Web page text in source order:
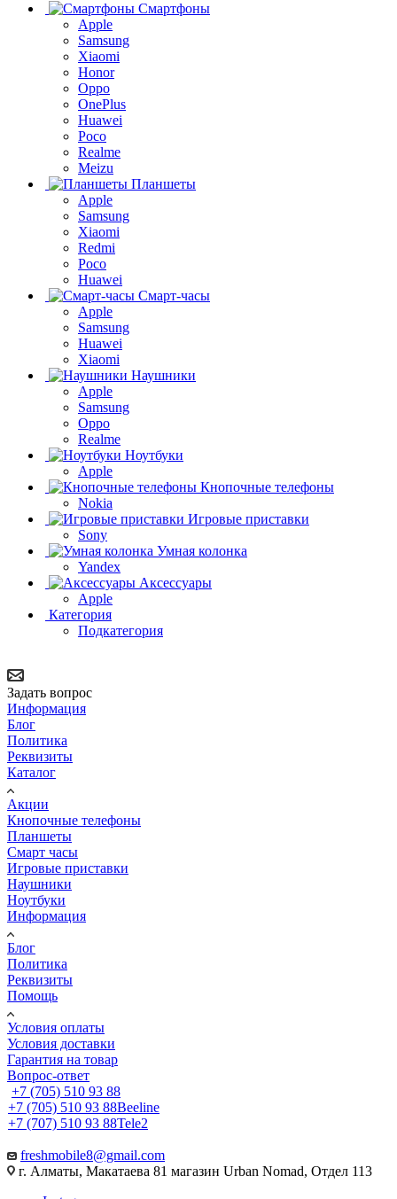
Смартфоны
Apple
Samsung
Xiaomi
Honor
Oppo
OnePlus
Huawei
Poco
Realme
Meizu
Планшеты
Apple
Samsung
Xiaomi
Redmi
Poco
Huawei
Смарт-часы
Apple
Samsung
Huawei
Xiaomi
Наушники
Apple
Samsung
Oppo
Realme
Ноутбуки
Apple
Кнопочные телефоны
Nokia
Игровые приставки
Sony
Умная колонка
Yandex
Аксессуары
Apple
Категория
Подкатегория
Задать вопрос
Информация
Блог
Политика
Реквизиты
Каталог
Акции
Кнопочные телефоны
Планшеты
Смарт часы
Игровые приставки
Наушники
Ноутбуки
Информация
Блог
Политика
Реквизиты
Помощь
Условия оплаты
Условия доставки
Гарантия на товар
Вопрос-ответ
+7 (705) 510 93 88
+7 (705) 510 93 88Beeline
+7 (707) 510 93 88Tele2
freshmobile8@gmail.com
г. Алматы, Макатаева 81 магазин Urban Nomad, Отдел 113